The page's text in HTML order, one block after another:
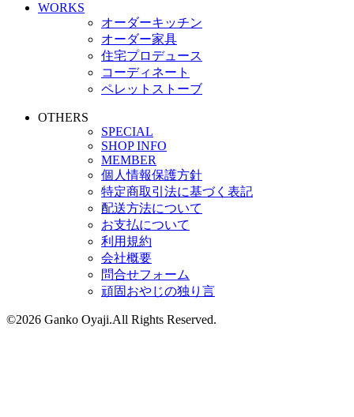
WORKS
オーダーキッチン
オーダー家具
住宅プロデュース
コーディネート
ペレットストーブ
OTHERS
SPECIAL
SHOP INFO
MEMBER
個人情報保護方針
特定商取引法に基づく表記
配送方法について
お支払について
利用規約
会社概要
問合せフォーム
頑固おやじの独り言
©2026 Ganko Oyaji.All Rights Reserved.